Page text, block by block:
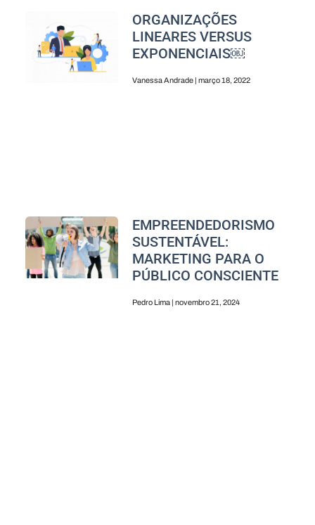
ORGANIZAÇÕES
LINEARES VERSUS
EXPONENCIAIS￼
Vanessa Andrade março 18, 2022
EMPREENDEDORISMO
SUSTENTÁVEL:
MARKETING PARA O
PÚBLICO CONSCIENTE
Pedro Lima novembro 21, 2024